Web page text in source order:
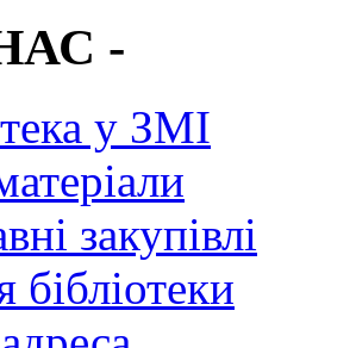
-
у ЗМІ
закупівлі
бібліотеки